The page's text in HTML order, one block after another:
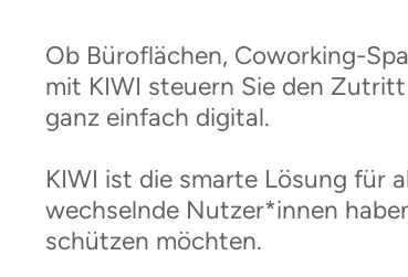
Ob Büroflächen, Coworking-
mit KIWI steuern Sie den
ganz einfach digital.
KIWI ist die smarte Lösung für
wechselnde Nutzer*innen
schützen möchten.